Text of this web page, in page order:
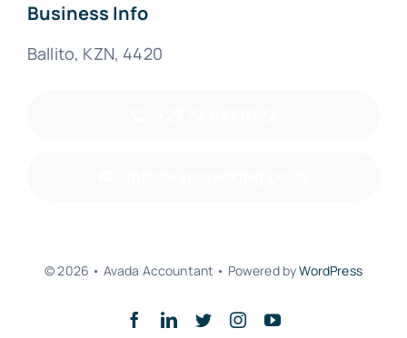
Business Info
Ballito, KZN, 4420
© 2026 • Avada Accountant • Powered byWordPress